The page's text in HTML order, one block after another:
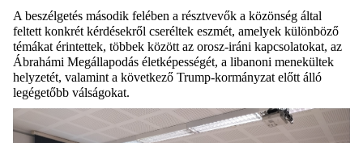
A beszélgetés második felében a résztvevők a közönség által
feltett konkrét kérdésekről cseréltek eszmét, amelyek különböző
témákat érintettek, többek között az orosz-iráni kapcsolatokat, az
Ábrahámi Megállapodás életképességét, a libanoni menekültek
helyzetét, valamint a következő Trump-kormányzat előtt álló
legégetőbb válságokat.